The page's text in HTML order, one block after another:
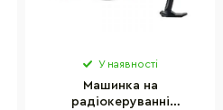
У наявності
Машинка на
радіокеруванні